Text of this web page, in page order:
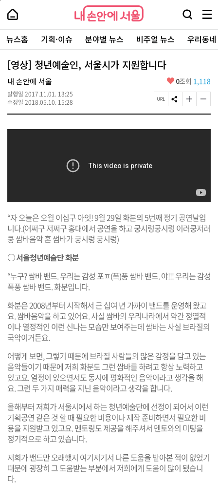
본
로
가
내
손
안
에
서
울
-
서
울
시
대
표
소
포
내
손
에
울
검
창
열
기
메
뉴
전
체
보
주
요
서
뉴스홈 기획·이슈 분야별 뉴스 비주얼 뉴스 우리동
[영상] 청년예술인, 서울시가 지원합니다
내 손안에 서울
발행일 2017.11.01. 13:25
수정일 2018.05.10. 15:28
좋
요
0조회 1,118
페
이
U
S
N
공
글
자
기
글
자
기
“자 오늘은 오월 이십구 아잇! 9월 29일 화분의 5번째 정기 공연날입
니다.(어쩌구 저쩌구 홍대에서 공연을 하고 궁시렁궁시렁 이러쿵저러
쿵 쌈바음악 혼 썸바가 궁시렁 궁시렁)
○ 서울청년예술단 화분
“누구? 쌈바 밴드. 우리는 감성 포ㅍ(폭)풍 쌈바 밴드. 야!!! 우리는 감성
폭풍 쌈바 밴드. 화분입니다.
화분은 2008년부터 시작해서 근 십여 년 가까이 밴드를 운영해 왔고
요. 쌈바음악을 하고 있어요. 사실 쌈바의 우리나라에서 약간 정열적
이나 열정적인 이런 신나는 모습만 보여주는데 쌈바는 사실 브라질의
국악이거든요.
어떻게 보면, 그렇기 때문에 브라질 사람들의 많은 감정을 담고 있는
음악들이기 때문에 저희 화분도 그런 쌈바를 하려고 항상 노력하고
있고요. 열정이 있으면서도 동시에 평화적인 음악이라고 생각을 해
요. 그런 두 가지 매력을 지닌 음악이라고 생각을 합니다.
올해부터 저희가 서울시에서 하는 청년예술단에 선정이 되어서 이런
기획공연 같은 것 할 때 필요한 비용이나 제작 준비하면서 필요한 비
용을 지원받고 있고요. 멘토링도 제공을 해주셔서 멘토와의 미팅을
정기적으로 하고 있습니다.
저희가 밴드만 오래했지 여기저기서 다른 도움을 받아본 적이 없었기
때문에 굉장히 그 도움받는 부분에서 저희에게 도움이 많이 됐습니
다.
페
상
단
로